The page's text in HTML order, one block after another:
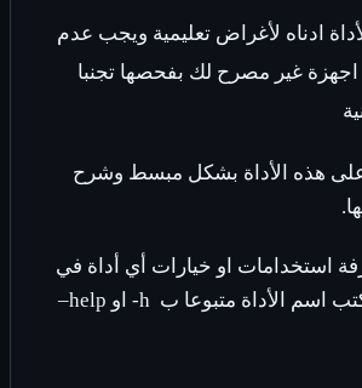
ادناه لأغراض تعليمية ويجب عدم
اجهزة غير مصرح لك بفحصها تجنبا
هذه الأداة بشكل مبسط وشرح
استخدامات او خيارات أي أداة في
اسم الأداة متبوعا ب -hاو –help